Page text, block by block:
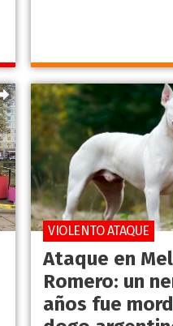
Ataque en
Romero: un
años fue
VIOLENTO ATAQUE